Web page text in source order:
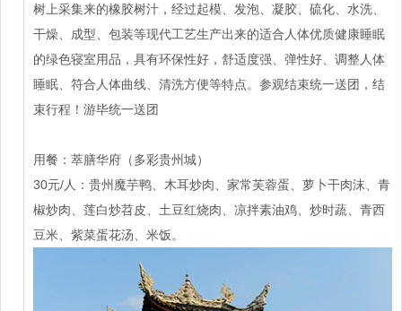
树上采集来的橡胶树汁，经过起模、发泡、凝胶、硫化、水洗、
干燥、成型、包装等现代工艺生产出来的适合人体优质健康睡眠
的绿色寝室用品，具有环保性好，舒适度强、弹性好、调整人体
睡眠、符合人体曲线、清洗方便等特点。参观结束统一送团，结
束行程！游毕统一送团
用餐：萃膳华府（多彩贵州城）
30元/人：贵州魔芋鸭、木耳炒肉、家常芙蓉蛋、萝卜干肉沫、青
椒炒肉、莲白炒苕皮、土豆红烧肉、凉拌素油鸡、炒时蔬、青西
豆米、紫菜蛋花汤、米饭。